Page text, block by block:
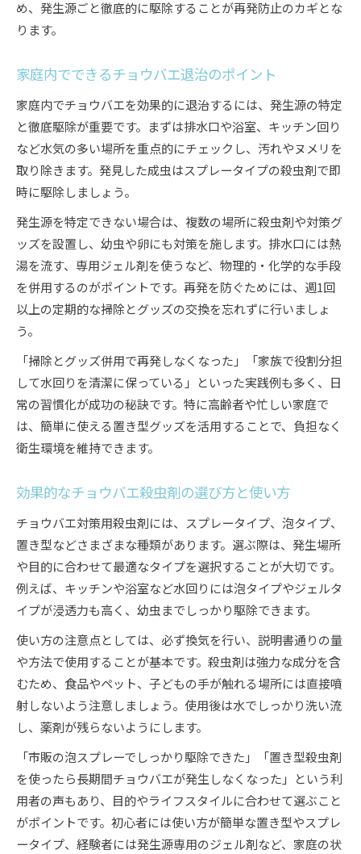
め、発生源ごと徹底的に駆除することが再発防止のカギとな
ります。
家庭内でできるチョウバエ退治のポイント
家庭内でチョウバエを効果的に退治するには、発生源の特定
と徹底駆除が重要です。まずは排水口や浴室、キッチン回り
など水気の多い場所を重点的にチェックし、汚れやヌメリを
取り除きます。発見した成虫はスプレータイプの殺虫剤で即
時に駆除しましょう。
発生源を特定できない場合は、複数の場所に殺虫剤や対策グ
ッズを設置し、幼虫や卵にも対策を施します。排水口には熱
湯を流す、専用ジェル剤を使うなど、物理的・化学的な手段
を併用するのがポイントです。再発を防ぐためには、週1回
以上の定期的な掃除とグッズの交換を忘れずに行いましょ
う。
「掃除とグッズ併用で再発しなくなった」「家族で役割分担
して水回りを清潔に保っている」といった実践例も多く、日
常の習慣化が成功の秘訣です。特に高齢者や忙しい家庭で
は、簡単に使える置き型グッズを活用することで、負担なく
衛生環境を維持できます。
効果的なチョウバエ殺虫剤の選び方と使い方
チョウバエ対策用殺虫剤には、スプレータイプ、泡タイプ、
置き型などさまざまな種類があります。選ぶ際は、発生場所
や目的に合わせて最適なタイプを選択することが大切です。
例えば、キッチンや浴室など水回りには泡タイプやジェルタ
イプが浸透力も高く、幼虫までしっかり駆除できます。
使い方の注意点としては、必ず換気を行い、説明書通りの量
や方法で使用することが基本です。殺虫剤は強力な成分を含
むため、食品やペット、子どもの手が触れる場所には直接噴
射しないよう注意しましょう。使用後は水でしっかり洗い流
し、薬剤が残らないようにします。
「市販の泡スプレーでしっかり駆除できた」「置き型殺虫剤
を使ったら長期間チョウバエが発生しなくなった」という利
用者の声もあり、目的やライフスタイルに合わせて選ぶこと
がポイントです。初心者には使い方が簡単な置き型やスプレ
ータイプ、経験者には発生源専用のジェル剤など、家庭の状